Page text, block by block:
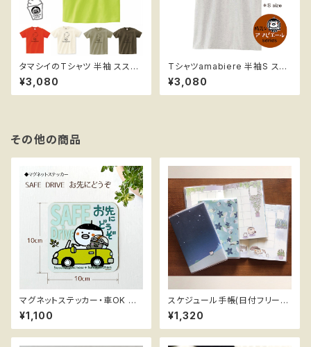
タマシイのTシャツ 半袖 ススメ
隊長
¥3,080
Tシャツamabiere 半袖S スス
メ隊長 ＊陽気なアマビエール
¥3,080
その他の商品
マグネットステッカー・車OK ス
スメ隊長 ＊SAFE DREIVE お先
にどうぞ
¥1,100
スケジュール手帳(日付フリー)
ススメ隊長
¥1,320